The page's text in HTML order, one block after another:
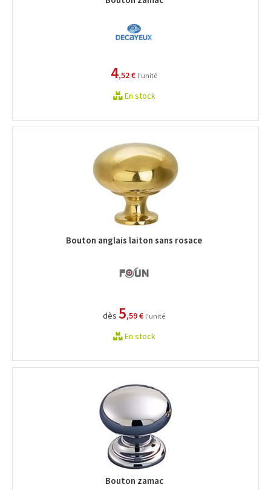
4,52 € l'unité
En stock
Bouton anglais laiton sans rosace
dès 5,59 € l'unité
En stock
Bouton zamac